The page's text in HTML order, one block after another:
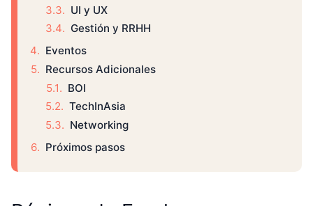
UI y UX
Gestión y RRHH
Eventos
Recursos Adicionales
BOI
TechInAsia
Networking
Próximos pasos